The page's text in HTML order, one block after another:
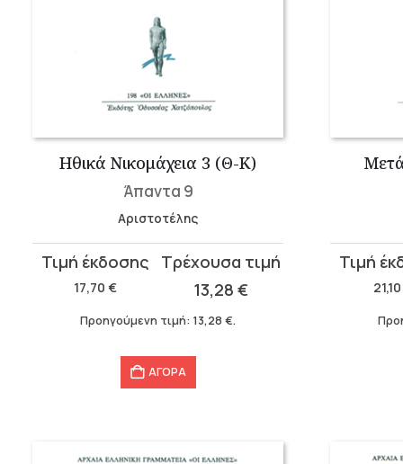
Ηθικά Νικομάχεια 3 (Θ-Κ)
Άπαντα 9
Αριστοτέλης
17,70 €
Original
13,28 €
τρέχουσα
Προηγούμενη τιμή: 13,28 €.
ΑΓΟΡΑ
21,10
Original